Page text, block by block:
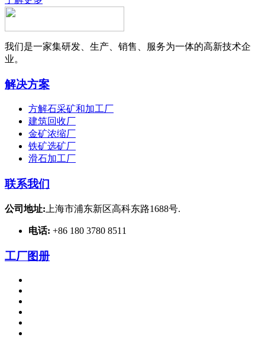
我们是一家集研发、生产、销售、服务为一体的高新技术企
业。
解决方案
方解石采矿和加工厂
建筑回收厂
金矿浓缩厂
铁矿选矿厂
滑石加工厂
联系我们
公司地址: 上海市浦东新区高科东路1688号.
电话: +86 180 3780 8511
工厂图册